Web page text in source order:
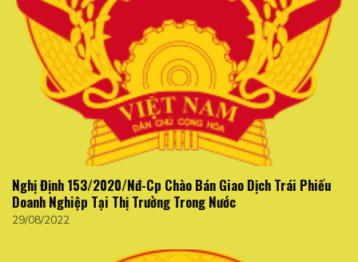
Nghị Định 153/2020/Nđ-Cp Chào Bán Giao Dịch Trái Phiếu
Doanh Nghiệp Tại Thị Trường Trong Nước
29/08/2022